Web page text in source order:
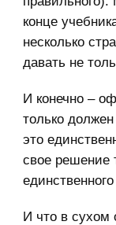
конце
несколько
давать не
И конечно –
только
это
свое решение
И что в сухом